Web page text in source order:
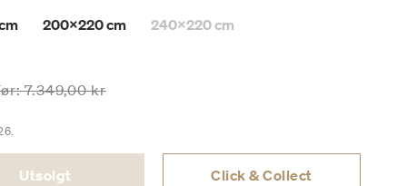
200x220 cm 240x220 cm
er nedsatt fra
7.349,00 krtil
Utsolgt Click & Collect